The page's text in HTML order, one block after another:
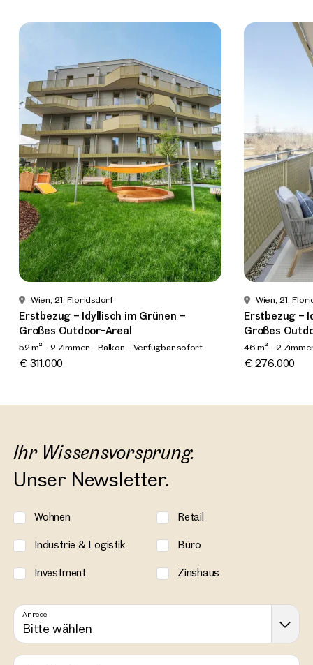
Wien, 21. Floridsdorf
Erstbezug – Idyllisch im Grünen –
Großes Outdoor-Areal
52 m² 2 Zimmer Balkon Verfügbar sofort
€ 311.000
Wien, 21.
Erstbezug –
Großes
46 m² 2
€ 276.000
Ihr Wissensvorsprung.
Unser Newsletter.
Wohnen Retail
Industrie & Logistik Büro
Investment Zinshaus
Anrede
Bitte wählen